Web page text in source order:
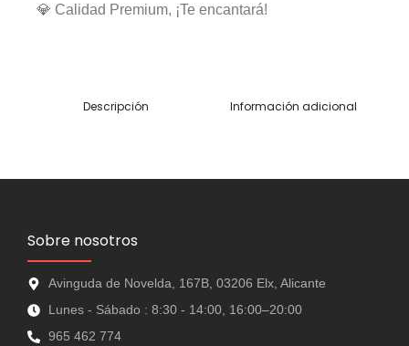
💎 Calidad Premium, ¡Te encantará!
Descripción Información adicional
Sobre nosotros
Avinguda de Novelda, 167B, 03206 Elx, Alicante
Lunes - Sábado : 8:30 - 14:00, 16:00–20:00
965 462 774